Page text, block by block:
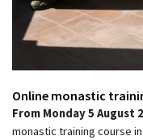
Online monastic
From Monday 5 August
monastic training course